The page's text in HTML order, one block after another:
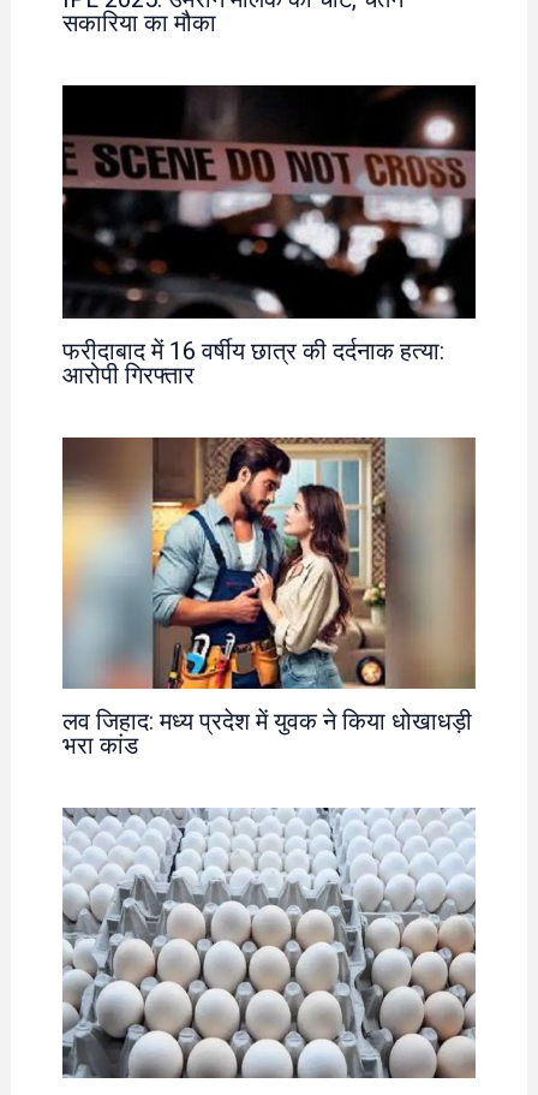
सकारिया का मौका
फरीदाबाद में 16 वर्षीय छात्र की दर्दनाक हत्या:
आरोपी गिरफ्तार
लव जिहाद: मध्य प्रदेश में युवक ने किया धोखाधड़ी
भरा कांड